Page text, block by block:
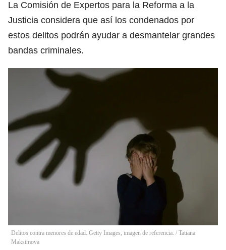
La Comisión de Expertos para la Reforma a la
Justicia considera que así los condenados por
estos delitos podrán ayudar a desmantelar grandes
bandas criminales.
Delitos contra menores de edad. Getty Images, imagen de referencia. / Tatiana
Maksimova